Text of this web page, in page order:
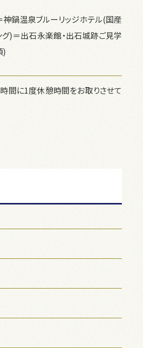
鍋温泉ブルーリッジホテル(国産
)＝出石永楽館・出石城跡ご見学
)
間に1度休憩時間をお取りさせて